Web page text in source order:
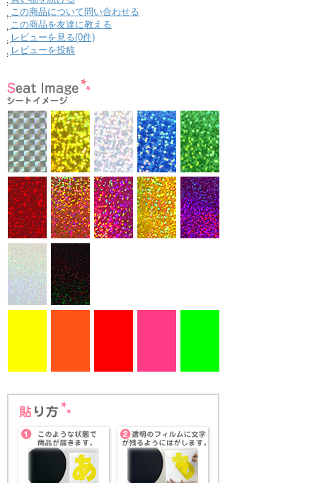
この商品について問い合わせる
この商品を友達に教える
レビューを見る(0件)
レビューを投稿